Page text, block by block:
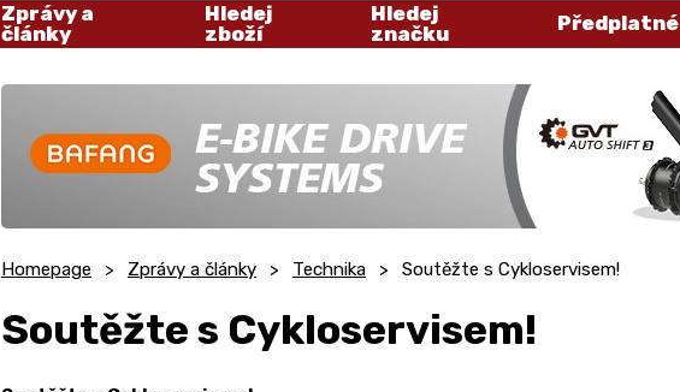
Zprávy a
články
Hledej
zboží
Hledej
značku
Předplatné
Homepage Zprávy a články Technika Soutěžte s Cykloservisem!
Soutěžte s Cykloservisem!